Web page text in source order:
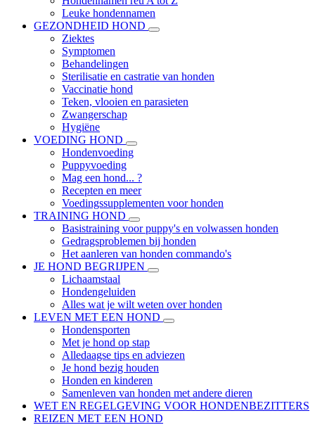
Leuke hondennamen
GEZONDHEID HOND
Ziektes
Symptomen
Behandelingen
Sterilisatie en castratie van honden
Vaccinatie hond
Teken, vlooien en parasieten
Zwangerschap
Hygiëne
VOEDING HOND
Hondenvoeding
Puppyvoeding
Mag een hond... ?
Recepten en meer
Voedingssupplementen voor honden
TRAINING HOND
Basistraining voor puppy's en volwassen honden
Gedragsproblemen bij honden
Het aanleren van honden commando's
JE HOND BEGRIJPEN
Lichaamstaal
Hondengeluiden
Alles wat je wilt weten over honden
LEVEN MET EEN HOND
Hondensporten
Met je hond op stap
Alledaagse tips en adviezen
Je hond bezig houden
Honden en kinderen
Samenleven van honden met andere dieren
WET EN REGELGEVING VOOR HONDENBEZITTERS
REIZEN MET EEN HOND